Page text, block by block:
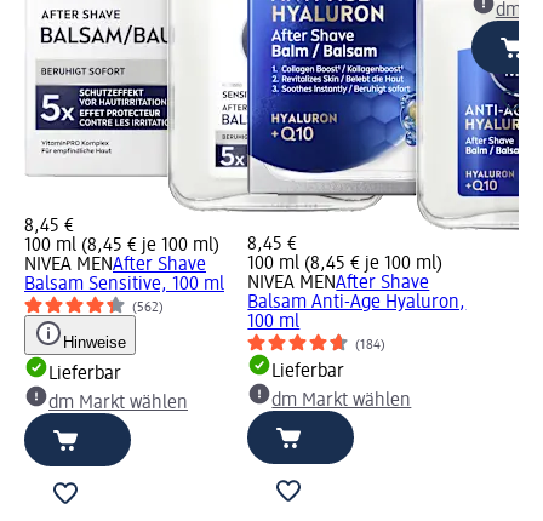
8,45 €
100 ml (8,45 € je 100 ml)
NIVEA MENAfter Shave
Balsam Sensitive, 100 ml
(562)
Hinweise
Lieferbar
dm Markt wählen
8,45 €
100 ml (8,45 € je 100 ml)
NIVEA MENAfter Shave
Balsam Anti-Age Hyaluron,
100 ml
(184)
Lieferbar
dm Markt wählen
dm